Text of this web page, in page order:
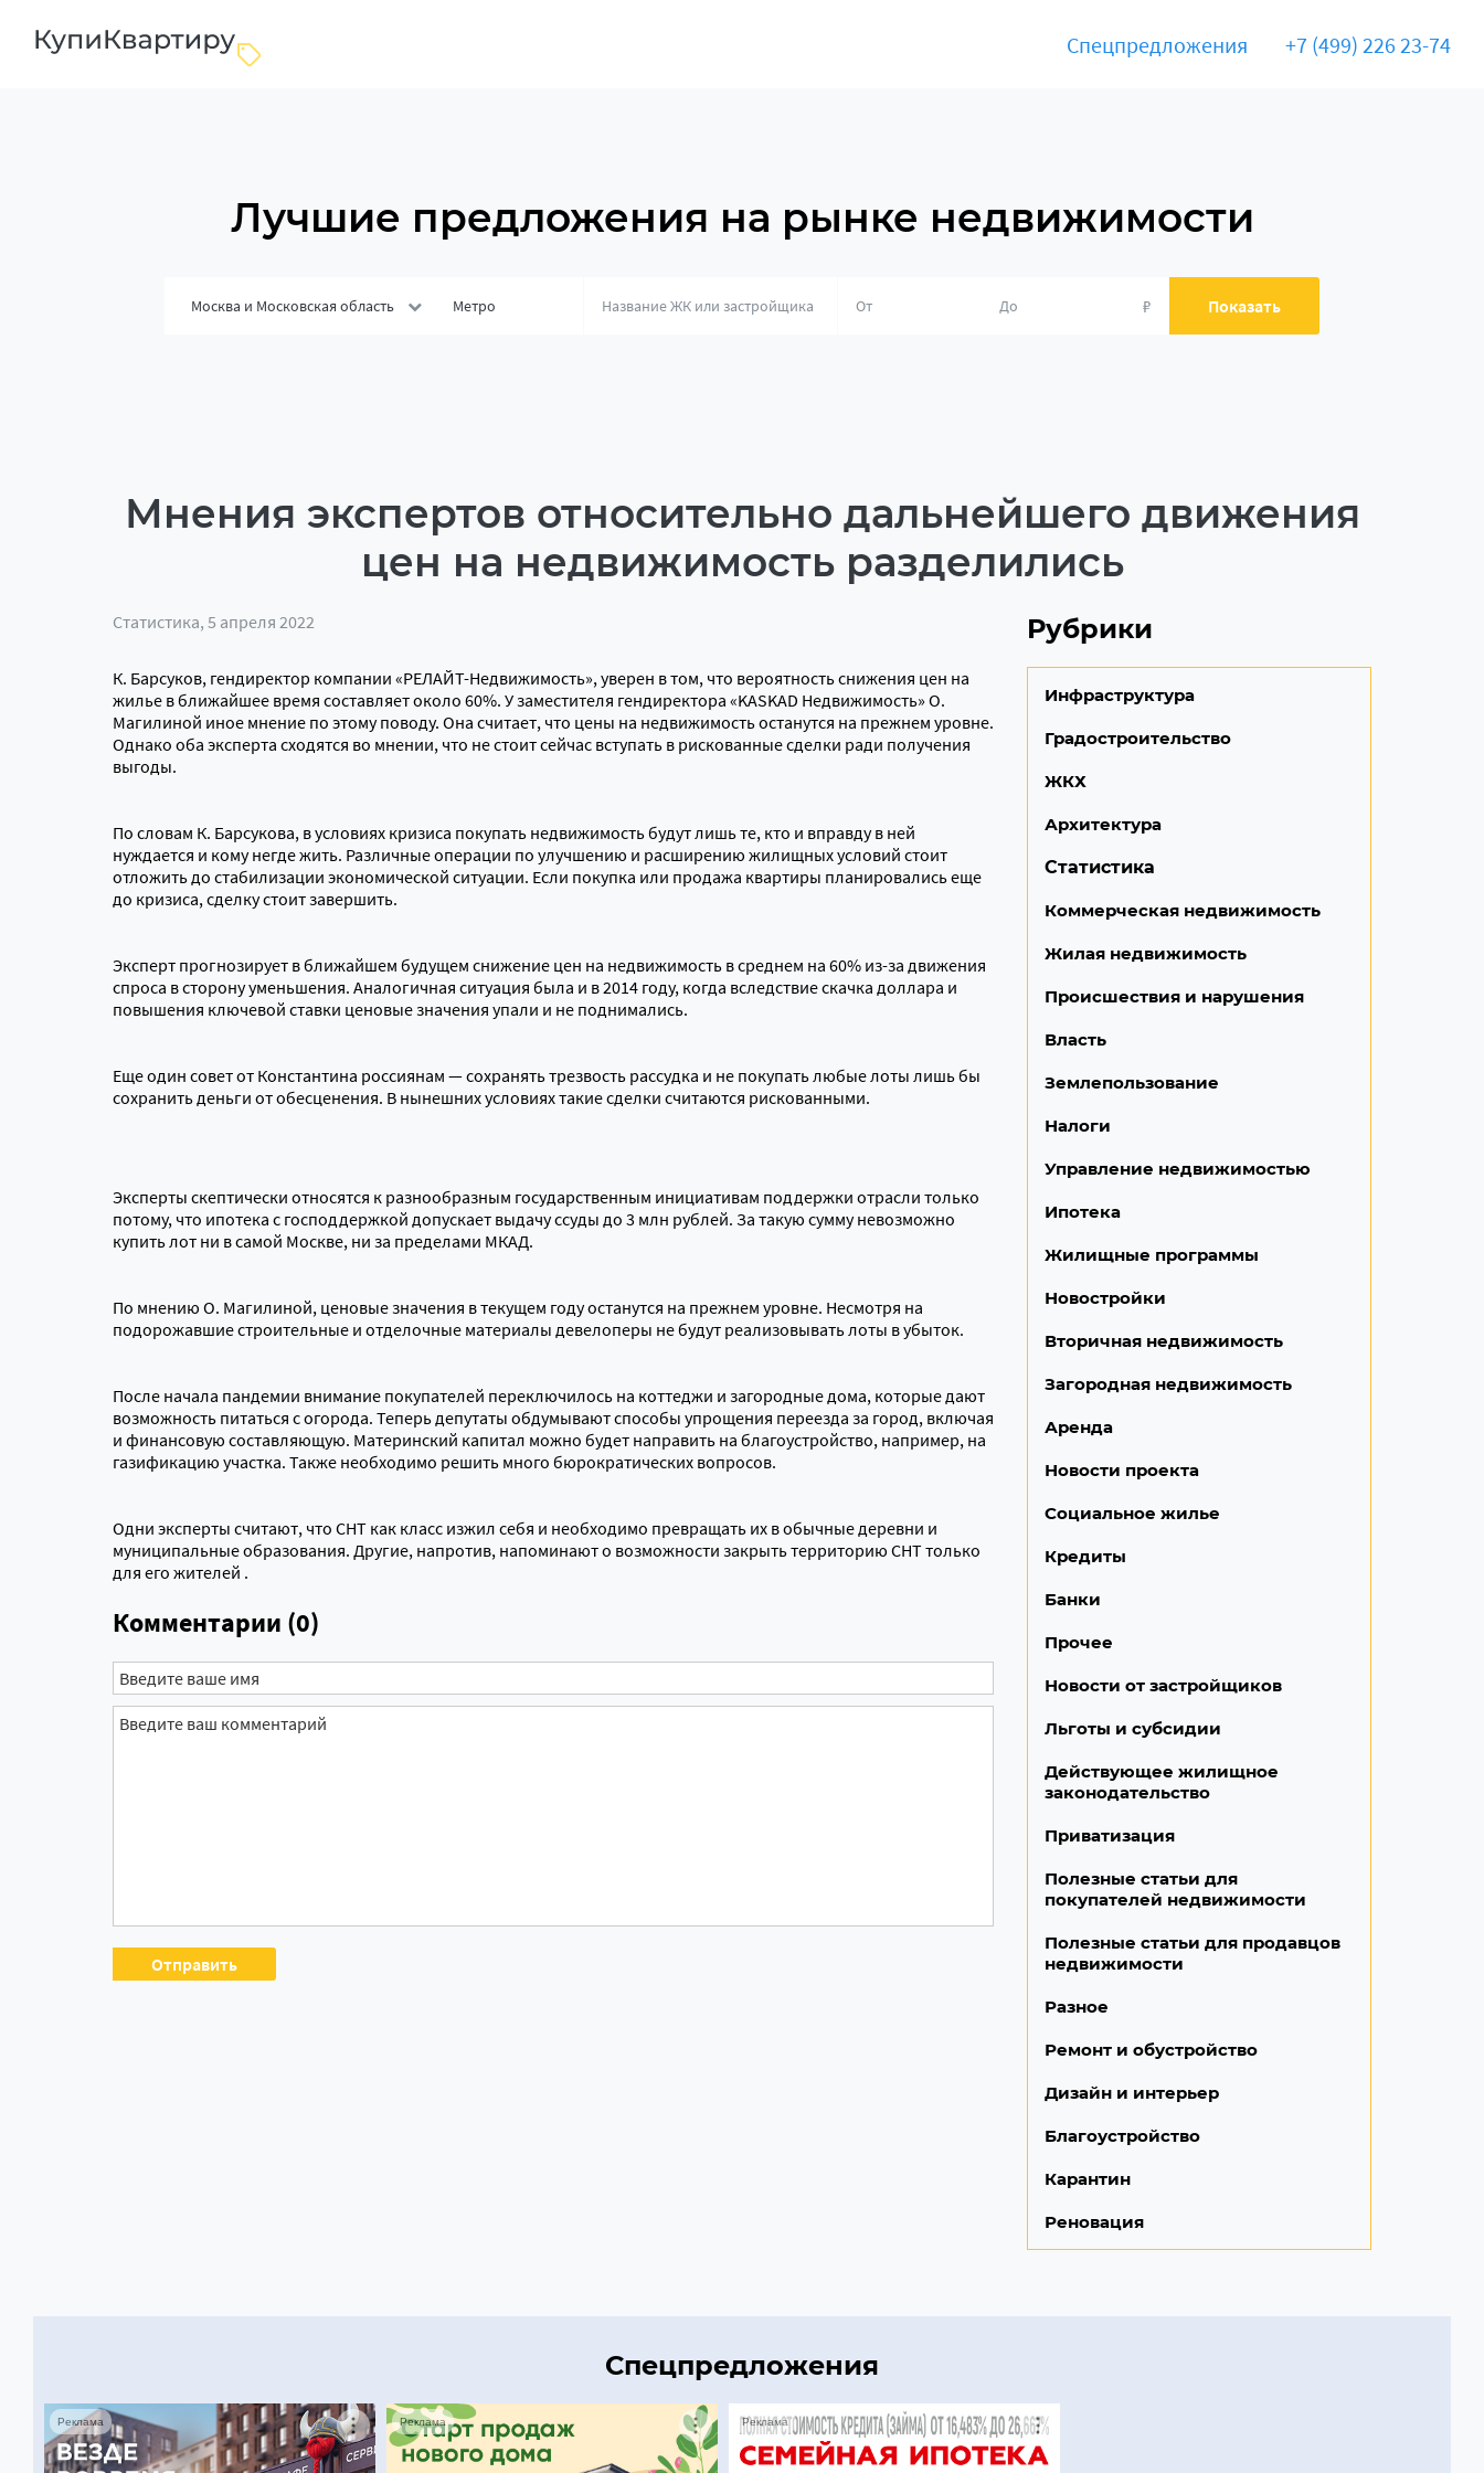
Спецпредложения +7 (499) 226 23-74
Лучшие предложения на рынке недвижимости
Москва и Московская область Метро ₽ Показать
Мнения экспертов относительно дальнейшего движения
цен на недвижимость разделились
Статистика, 5 апреля 2022
К. Барсуков, гендиректор компании «РЕЛАЙТ-Недвижимость», уверен в том, что вероятность снижения цен на
жилье в ближайшее время составляет около 60%. У заместителя гендиректора «KASKAD Недвижимость» О.
Магилиной иное мнение по этому поводу. Она считает, что цены на недвижимость останутся на прежнем уровне.
Однако оба эксперта сходятся во мнении, что не стоит сейчас вступать в рискованные сделки ради получения
выгоды.
По словам К. Барсукова, в условиях кризиса покупать недвижимость будут лишь те, кто и вправду в ней
нуждается и кому негде жить. Различные операции по улучшению и расширению жилищных условий стоит
отложить до стабилизации экономической ситуации. Если покупка или продажа квартиры планировались еще
до кризиса, сделку стоит завершить.
Эксперт прогнозирует в ближайшем будущем снижение цен на недвижимость в среднем на 60% из-за движения
спроса в сторону уменьшения. Аналогичная ситуация была и в 2014 году, когда вследствие скачка доллара и
повышения ключевой ставки ценовые значения упали и не поднимались.
Еще один совет от Константина россиянам — сохранять трезвость рассудка и не покупать любые лоты лишь бы
сохранить деньги от обесценения. В нынешних условиях такие сделки считаются рискованными.
Эксперты скептически относятся к разнообразным государственным инициативам поддержки отрасли только
потому, что ипотека с господдержкой допускает выдачу ссуды до 3 млн рублей. За такую сумму невозможно
купить лот ни в самой Москве, ни за пределами МКАД.
По мнению О. Магилиной, ценовые значения в текущем году останутся на прежнем уровне. Несмотря на
подорожавшие строительные и отделочные материалы девелоперы не будут реализовывать лоты в убыток.
После начала пандемии внимание покупателей переключилось на коттеджи и загородные дома, которые дают
возможность питаться с огорода. Теперь депутаты обдумывают способы упрощения переезда за город, включая
и финансовую составляющую. Материнский капитал можно будет направить на благоустройство, например, на
газификацию участка. Также необходимо решить много бюрократических вопросов.
Одни эксперты считают, что СНТ как класс изжил себя и необходимо превращать их в обычные деревни и
муниципальные образования. Другие, напротив, напоминают о возможности закрыть территорию СНТ только
для его жителей .
Комментарии (0)
Рубрики
Инфраструктура
Градостроительство
ЖКХ
Архитектура
Статистика
Коммерческая недвижимость
Жилая недвижимость
Происшествия и нарушения
Власть
Землепользование
Налоги
Управление недвижимостью
Ипотека
Жилищные программы
Новостройки
Вторичная недвижимость
Загородная недвижимость
Аренда
Новости проекта
Социальное жилье
Кредиты
Банки
Прочее
Новости от застройщиков
Льготы и субсидии
Действующее жилищное
законодательство
Приватизация
Полезные статьи для
покупателей недвижимости
Полезные статьи для продавцов
недвижимости
Разное
Ремонт и обустройство
Дизайн и интерьер
Благоустройство
Карантин
Реновация
Спецпредложения
Реклама Реклама Реклама